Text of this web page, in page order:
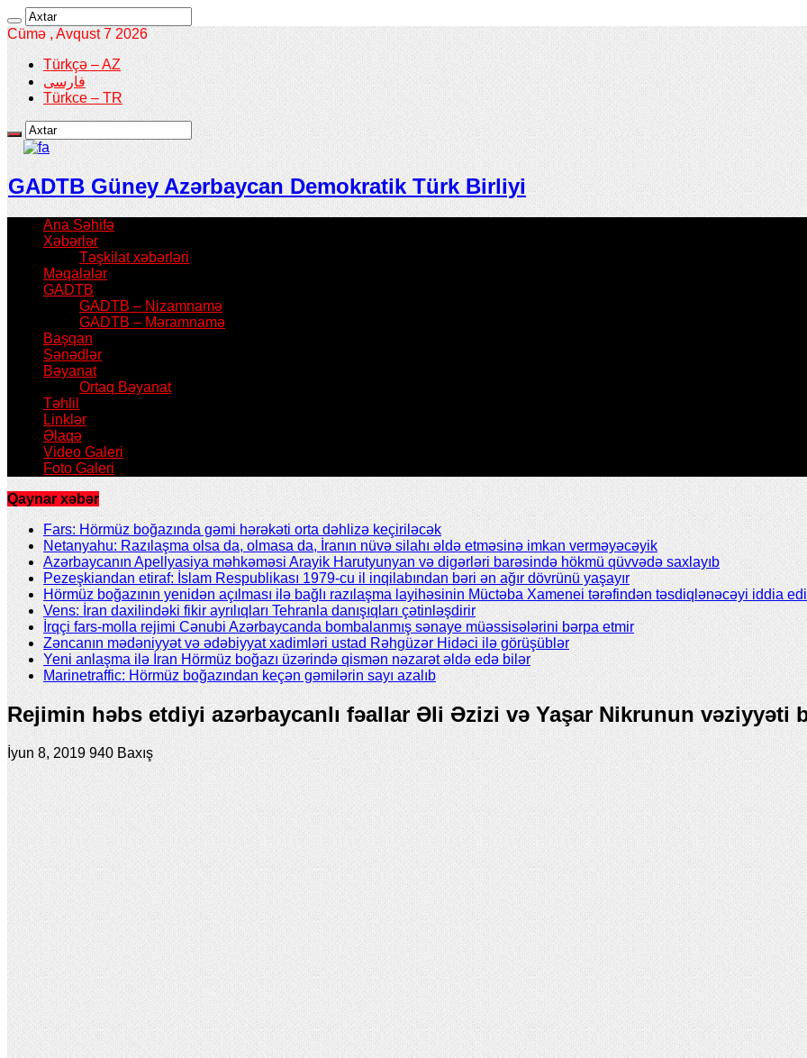
Cümə , Avqust 7 2026
Türkçə – AZ
فارسی
Türkce – TR
GADTB Güney Azərbaycan Demokratik Türk Birliyi
Ana Səhifə
Xəbərlər
Təşkilat xəbərləri
Məqalələr
GADTB
GADTB – Nizamnamə
GADTB – Məramnamə
Başqan
Sənədlər
Bəyanat
Ortaq Bəyanat
Təhlil
Linklər
Əlaqə
Video Galeri
Foto Galeri
Qaynar xəbər
Fars: Hörmüz boğazında gəmi hərəkəti orta dəhlizə keçiriləcək
Netanyahu: Razılaşma olsa da, olmasa da, İranın nüvə silahı əldə etməsinə imkan verməyəcəyik
Azərbaycanın Apellyasiya məhkəməsi Arayik Harutyunyan və digərləri barəsində hökmü qüvvədə saxlayıb
Pezeşkiandan etiraf: İslam Respublikası 1979-cu il inqilabından bəri ən ağır dövrünü yaşayır
Hörmüz boğazının yenidən açılması ilə bağlı razılaşma layihəsinin Müctəba Xamenei tərəfindən təsdiqlənəcəyi iddia
Vens: İran daxilindəki fikir ayrılıqları Tehranla danışıqları çətinləşdirir
İrqçi fars-molla rejimi Cənubi Azərbaycanda bombalanmış sənaye müəssisələrini bərpa etmir
Zəncanın mədəniyyət və ədəbiyyat xadimləri ustad Rəhgüzər Hidəci ilə görüşüblər
Yeni anlaşma ilə İran Hörmüz boğazı üzərində qismən nəzarət əldə edə bilər
Marinetraffic: Hörmüz boğazından keçən gəmilərin sayı azalıb
Rejimin həbs etdiyi azərbaycanlı fəallar Əli Əzizi və Yaşar Nikrunun vəziyyəti
İyun 8, 2019 940 Baxış